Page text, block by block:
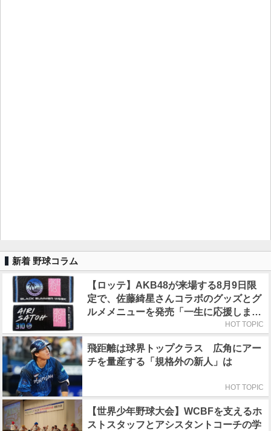
新着 野球コラム
【ロッテ】AKB48が来場する8月9日限
定で、佐藤綺星さんコラボのグッズとグ
ルメメニューを発売「一生に応援しまし
HOT TOPIC
飛距離は球界トップクラス 広角にアー
チを量産する「規格外の新人」は
HOT TOPIC
【世界少年野球大会】WCBFを支えるホ
ストスタッフとアシスタントコーチの学